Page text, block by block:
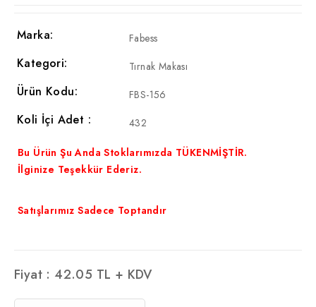
Marka: Fabess
Kategori: Tırnak Makası
Ürün Kodu: FBS-156
Koli İçi Adet : 432
Bu Ürün Şu Anda Stoklarımızda TÜKENMİŞTİR.
İlginize Teşekkür Ederiz.
Satışlarımız Sadece Toptandır
Fiyat : 42.05 TL + KDV